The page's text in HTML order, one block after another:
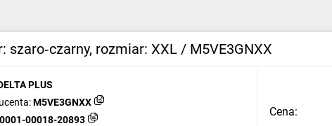
rozmiar: XXL / M5VE3GNXX
PLUS
M5VE3GNXX
0001-00018-20893
Cena: